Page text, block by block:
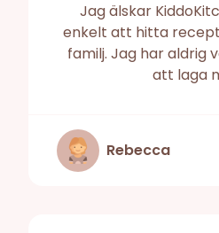
Jag älskar
enkelt att hitta
familj. Jag har aldrig
att laga
Rebecca